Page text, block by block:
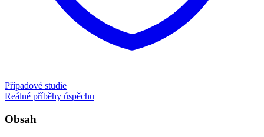
Případové studie
Reálné příběhy úspěchu
Obsah